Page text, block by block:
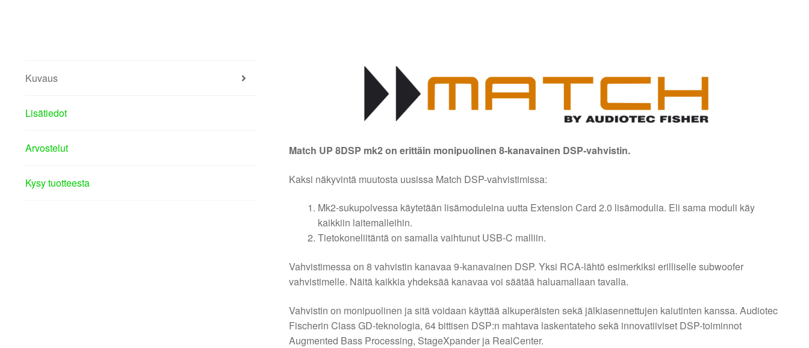
Kuvaus
Lisätiedot
Arvostelut
Kysy tuotteesta
Match UP 8DSP mk2 on erittäin monipuolinen 8-kanavainen DSP-vahvistin.
Kaksi näkyvintä muutosta uusissa Match DSP-vahvistimissa:
Mk2-sukupolvessa käytetään lisämoduleina uutta Extension Card 2.0 lisämodulia. Eli sama moduli käy
kaikkiin laitemalleihin.
Tietokoneliitäntä on samalla vaihtunut USB-C malliin.
Vahvistimessa on 8 vahvistin kanavaa 9-kanavainen DSP. Yksi RCA-lähtö esimerkiksi erilliselle subwoofer
vahvistimelle. Näitä kaikkia yhdeksää kanavaa voi säätää haluamallaan tavalla.
Vahvistin on monipuolinen ja sitä voidaan käyttää alkuperäisten sekä jälkiasennettujen kaiutinten kanssa. Audiotec
Fischerin Class GD-teknologia, 64 bittisen DSP:n mahtava laskentateho sekä innovatiiviset DSP-toiminnot
Augmented Bass Processing, StageXpander ja RealCenter.